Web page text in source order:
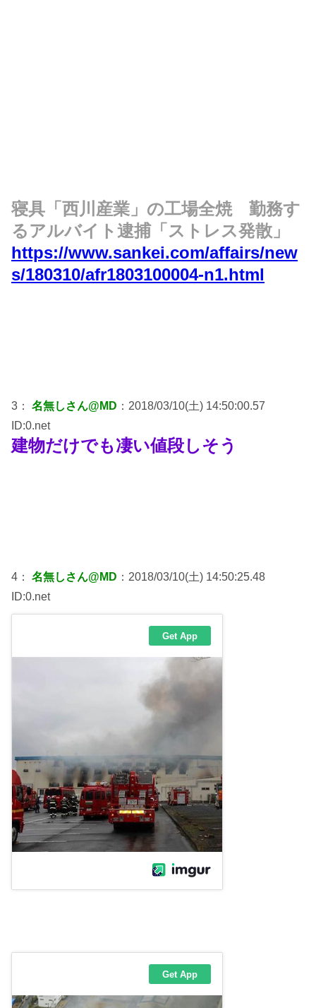
寝具「西川産業」の工場全焼 勤務す
るアルバイト逮捕「ストレス発散」
https://www.sankei.com/affairs/new
s/180310/afr1803100004-n1.html
3： 名無しさん@MD ：2018/03/10(土) 14:50:00.57
ID:0.net
建物だけでも凄い値段しそう
4： 名無しさん@MD ：2018/03/10(土) 14:50:25.48
ID:0.net